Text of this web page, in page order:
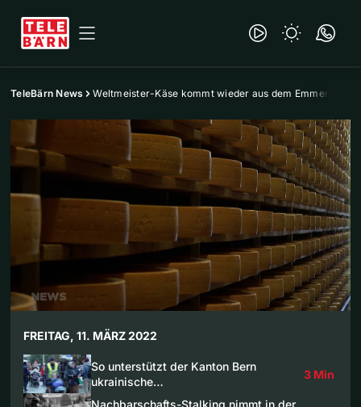
TeleBärn News Weltmeister-Käse kommt wieder aus dem Emmental
FREITAG, 11. MÄRZ 2022
So unterstützt der Kanton Bern
ukrainische…
3 Min